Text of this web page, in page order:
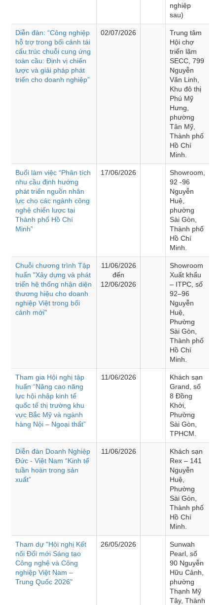
nghiệp
sau)
Diễn đàn: “Công nghiệp
hỗ trợ trong bối cảnh tái
cấu trúc chuỗi cung ứng
toàn cầu: Định vị chiến
lược và giải pháp phát
triển cho doanh nghiệp”
02/07/2026
Trung tâm
Hội chợ
triển lãm
SECC, 799
Nguyễn
Văn Linh,
Khu đô thị
Phú Mỹ
Hưng,
phường
Tân Mỹ,
Thành phố
Hồ Chí
Minh.
Buổi làm việc “Phân tích
nhu cầu định hướng
phát triển nguồn nhân
lực cho các ngành công
nghệ chiến lược tại
Thành phố Hồ Chí
Minh”
17/06/2026
Showroom,
92 -96
Nguyễn
Huệ,
phường
Sài Gòn,
Thành phố
Hồ Chí
Minh.
Chuỗi chương trình Tập
huấn "Xây dựng và phát
triển hệ thống nhận diện
thương hiệu cho doanh
nghiệp Việt trong bối
cảnh mới"
11/06/2026
đến
12/06/2026
Showroom
Xuất khẩu
– ITPC, số
92–96
Nguyễn
Huệ,
Phường
Sài Gòn,
Thành phố
Hồ Chí
Minh.
Tham gia Hội nghị tập
huấn “Nâng cao năng
lực hội nhập kinh tế
quốc tế thị trường khu
vực Bắc Mỹ và ngành
hàng Nội – Ngoại thất”
11/06/2026
Khách sạn
Grand, số
8 Đồng
Khởi,
Phường
Sài Gòn,
TPHCM.
Diễn đàn Doanh Nghiệp
Đức - Việt Nam “Kinh tế
tuần hoàn trong sản
xuất”
11/06/2026
Khách sạn
Rex – 141
Nguyễn
Huệ,
Phường
Sài Gòn,
Thành phố
Hồ Chí
Minh.
Tham dự "Hội nghị Kết
nối Đổi mới Sáng tạo
Công nghệ và Công
nghiệp Việt Nam –
Trung Quốc 2026"
26/05/2026
Sunwah
Pearl, số
90 Nguyễn
Hữu Cảnh,
phường
Thạnh Mỹ
Tây, Thành